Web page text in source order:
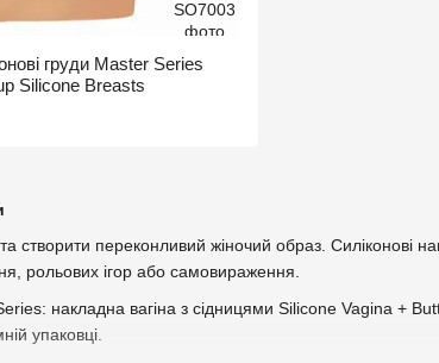
створити переконливий жіночий образ. Силіконові
рольових ігор або самовираження.
накладна вагіна з сідницями Silicone Vagina +
упаковці.
груди Master Series
Silicone Breasts